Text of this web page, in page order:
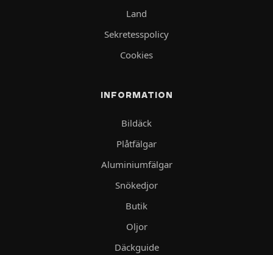
Land
Sekretesspolicy
Cookies
INFORMATION
Bildäck
Plåtfälgar
Aluminiumfälgar
Snökedjor
Butik
Oljor
Däckguide